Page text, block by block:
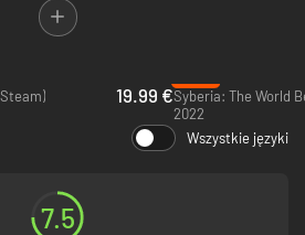
full of life for you to explore in 3D.
inhabited by a cast of interesting
experience a fabulous tale as imagined by
different from the first two Syberia
storytelling, multiplied by Benoit Sokal's
19.99 €Syberia: The World
2022
Wszystkie języki
7.5